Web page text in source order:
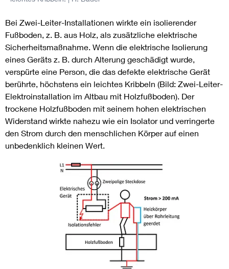
Bei Zwei-Leiter-Installationen wirkte ein isolierender
Fußboden, z. B. aus Holz, als zusätzliche elektrische
Sicherheitsmaßnahme. Wenn die elektrische Isolierung
eines Geräts z. B. durch Alterung geschädigt wurde,
verspürte eine Person, die das defekte elektrische Gerät
berührte, höchstens ein leichtes Kribbeln (Bild: Zwei-Leiter-
Elektroinstallation im Altbau mit Holzfußboden). Der
trockene Holzfußboden mit seinem hohen elektrischen
Widerstand wirkte nahezu wie ein Isolator und verringerte
den Strom durch den menschlichen Körper auf einen
unbedenklich kleinen Wert.